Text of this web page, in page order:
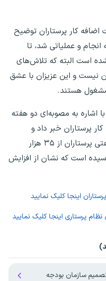
کار پرستاران توضیح
و عملیاتی شد، تا
است البته که تلاش‌های
نیست و این عزیزان با عشق
هستند.
اشاره به مصوبه‌ای دو هفته
پرستاران خبر داد و
تصریح کرد: متوسط اضافه کار ساعتی پرستاران از ۳۵ هزار
هزار تومان رسیده است که نشان از افزایش
اینجا کلیک نمایید
پرستاری اینجا کلیک نمایید
سازمان بودجه